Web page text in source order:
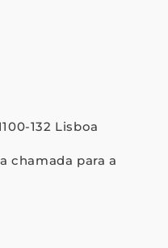
132 Lisboa
chamada para a